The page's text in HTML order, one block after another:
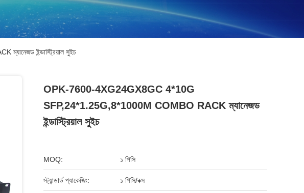
ইন্ডাস্ট্রিয়াল সুইচ
OPK-7600-4XG24GX8GC 4*10G
SFP,24*1.25G,8*1000M COMBO RACK ম্যানেজড
ইন্ডাস্ট্রিয়াল সুইচ
MOQ: ১ পিসি
স্ট্যান্ডার্ড প্যাকেজিং: ১ পিসি/বক্স